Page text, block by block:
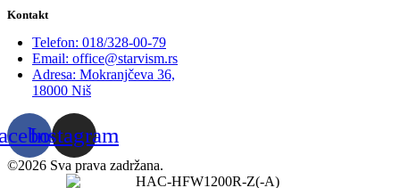
Kontakt
Telefon: 018/328-00-79
Email: office@starvism.rs
Adresa: Mokranjčeva 36,
18000 Niš
Instagram
©2026 Sva prava zadržana.